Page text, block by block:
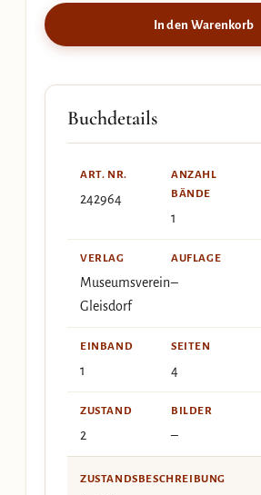
In den Warenkorb
Buchdetails
ART. NR.
242964
ANZAHL
BÄNDE
1
VERLAG
Museumsverein
Gleisdorf
AUFLAGE
–
EINBAND
1
SEITEN
4
ZUSTAND
2
BILDER
–
ZUSTANDSBESCHREIBUNG